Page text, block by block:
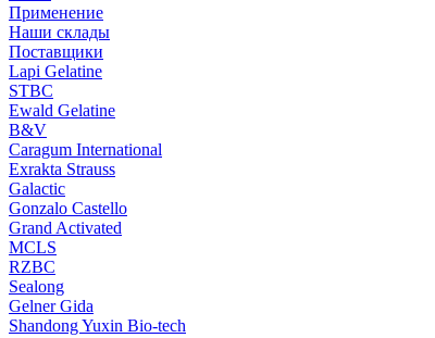
Применение
Наши склады
Поставщики
Lapi Gelatine
STBC
Ewald Gelatine
B&V
Caragum International
Exrakta Strauss
Galactic
Gonzalo Castello
Grand Activated
MCLS
RZBC
Sealong
Gelner Gida
Shandong Yuxin Bio-tech